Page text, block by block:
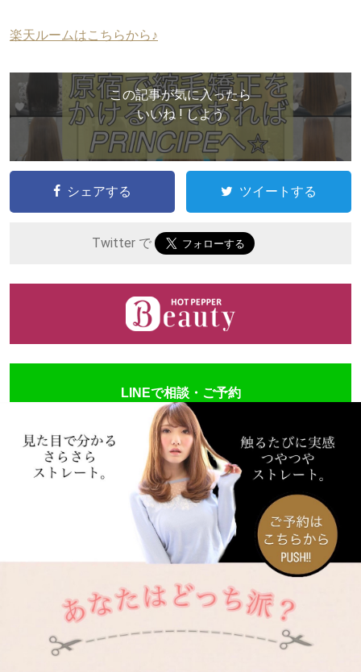
楽天ルームはこちらから♪
この記事が気に入ったら
いいね ! しよう
シェアする ツイートする
Twitter で
LINEで相談・ご予約
Pocket
お客様スタイル,縮毛矯正 , ヘアケア
原宿縮毛矯正 縮毛矯正原宿, PRINCIPE,原宿美容
関連記事